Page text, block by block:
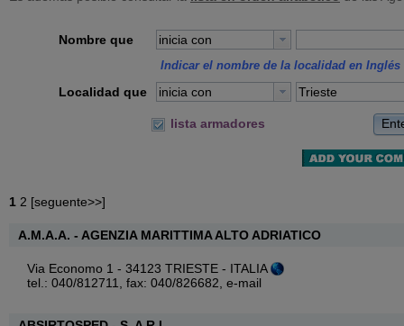
Nombre que inicia con
Indicar el nombre de la localidad en Inglés
Localidad que inicia con
lista armadores
1 2 [seguente>>]
A.M.A.A. - AGENZIA MARITTIMA ALTO ADRIATICO
Via Economo 1 - 34123 TRIESTE - ITALIA
tel.: 040/812711, fax: 040/826682, e-mail